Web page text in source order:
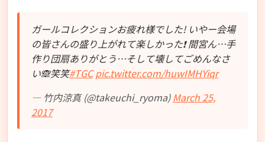
ガールコレクションお疲れ様でした! いやー会場
の皆さんの盛り上がれて楽しかった❗️ 間宮ん…手
作り団扇ありがとう…そして壊してごめんなさ
い🙈笑笑#TGC pic.twitter.com/huwIMHYiqr
— 竹内涼真 (@takeuchi_ryoma) March 25,
2017